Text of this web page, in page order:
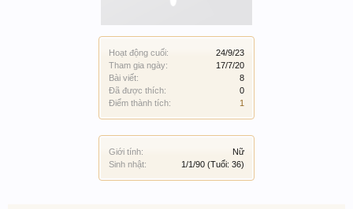
Hoạt động cuối:
24/9/23
Tham gia ngày:
17/7/20
Bài viết:
8
Đã được thích:
0
Điểm thành tích:
1
Giới tính:
Nữ
Sinh nhật:
1/1/90 (Tuổi: 36)